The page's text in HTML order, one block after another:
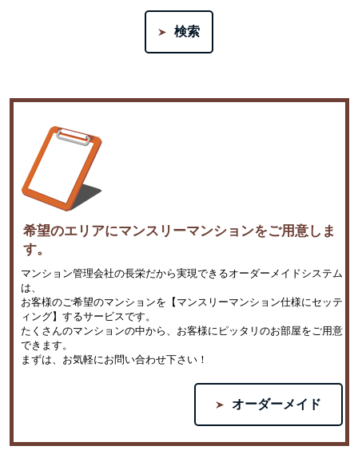
希望のエリアにマンスリーマンションをご用意しま
す。
マンション管理会社の長栄だから実現できるオーダーメイドシステム
は、
お客様のご希望のマンションを【マンスリーマンション仕様にセッテ
ィング】するサービスです。
たくさんのマンションの中から、お客様にピッタリのお部屋をご用意
できます。
まずは、お気軽にお問い合わせ下さい！
オーダーメイド